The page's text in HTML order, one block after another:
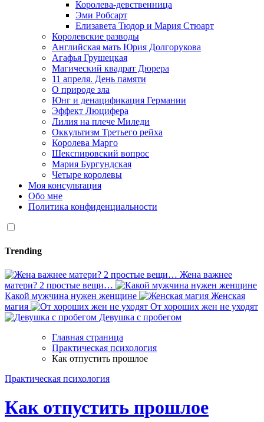
Королева-девственница
Эми Робсарт
Елизавета Тюдор и Мария Стюарт
Королевские разводы
Английская мать Юрия Долгорукова
Агафья Грушецкая
Магический квадрат Дюрера
11 апреля. День памяти
О природе зла
Юнг и денацификация Германии
Эффект Люцифера
Лилия на плече Миледи
Оккультизм Третьего рейха
Королева Марго
Шекспировский вопрос
Мария Бургундская
Четыре королевы
Моя консультация
Обо мне
Политика конфиденциальности
Trending
Жена важнее
матери? 2 простые вещи…
Какой мужчина нужен женщине
Женская
магия
От хороших жен не уходят
Девушка с пробегом
Главная страница
Практическая психология
Как отпустить прошлое
Практическая психология
Как отпустить прошлое